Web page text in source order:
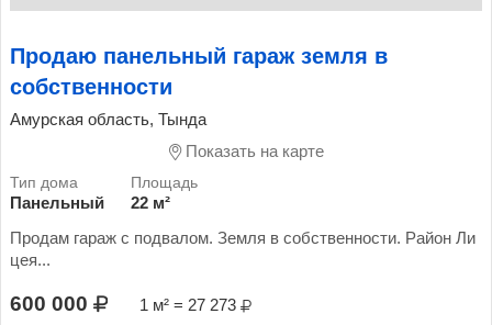
Продаю панельный гараж земля в
собственности
Амурская область, Тында
Показать на карте
Панельный
22 м²
Продам гараж с подвалом. Земля в собственности. Район Ли
цея...
600 000 1 м² = 27 273